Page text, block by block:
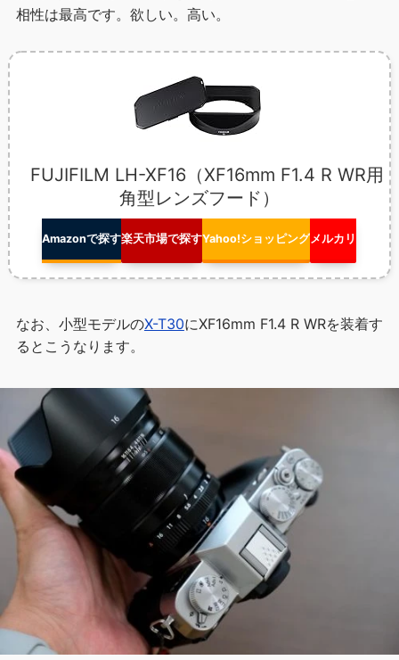
相性は最高です。欲しい。高い。
FUJIFILM LH-XF16（XF16mm F1.4 R WR用
角型レンズフード）
Amazonで探す楽天市場で探すYahoo!ショッピングメルカリ
なお、小型モデルのX-T30にXF16mm F1.4 R WRを装着す
るとこうなります。